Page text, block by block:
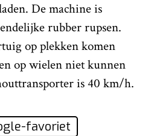
De machine is
rubber rupsen.
op plekken komen
op wielen niet kunnen
is 40 km/h.
favoriet